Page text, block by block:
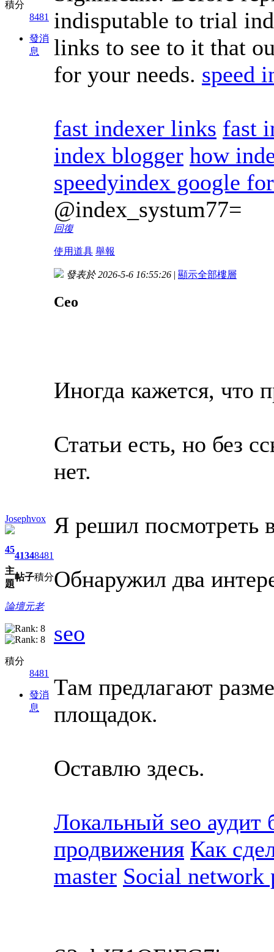
積分
8481
發消
息
indisputable to trial
links to see to it that
for your needs. speed
fast indexer links fast
index blogger how
speedyindex google
@index_systum77=
回復
使用道具 舉報
Josephvox
45
主
題
4134
帖子
8481
積分
論壇元老
積分
8481
發消
息
發表於 2026-5-6 16:55:26 | 顯示全部樓層
Сео
Иногда кажется, что
Статьи есть, но без
нет.
Я решил посмотреть
Обнаружил два
seo
Там предлагают
площадок.
Оставлю здесь.
Локальный seo аудит
продвижения Как
master Social network